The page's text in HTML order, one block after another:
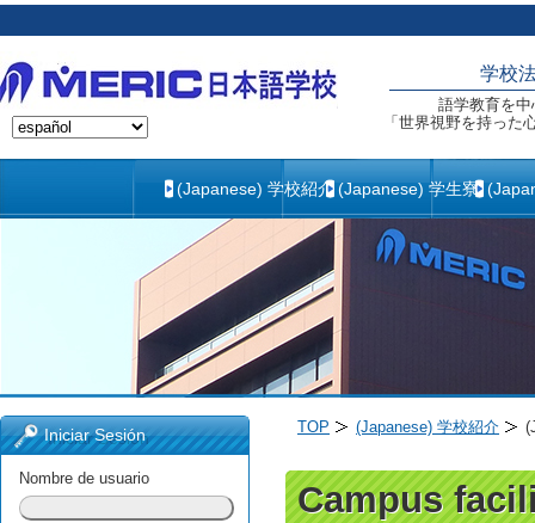
学校
語学教育を
「世界視野を持った
(Japanese) 学校紹介 (Japanese) 学生寮
Iniciar Sesión
Nombre de usuario
TOP (Japanese) 学校紹介
Campus